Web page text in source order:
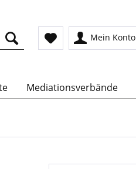
Mein Konto
Mediationsverbände